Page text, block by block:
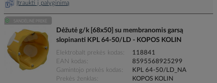
Įtraukti į palyginimą
Dėžutė g/k [68x50] su membranomis garsą
slopinanti KPL 64-50/LD - KOPOS KOLIN
Elektrobalt prekės kodas
118841
EAN kodas
8595568925299
Gamintojo prekės kodas
KPL 64-50/LD_NA
Prekės ženklas
KOPOS KOLIN